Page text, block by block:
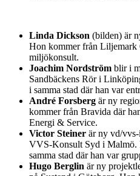
Linda Dickson (bilden) är
Hon kommer från Liljemark
miljökonsult.
Joachim Nordström blir i
Sandbäckens Rör i
i samma stad där han var
André Forsberg är ny
kommer från Bravida där
Energi & Service.
Victor Steiner är ny vd/vvs-
VVS-Konsult Syd i Malmö.
samma stad där han var
Hugo Berglin är ny